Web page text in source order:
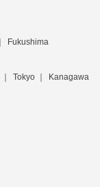
Fukushima
Tokyo
Kanagawa